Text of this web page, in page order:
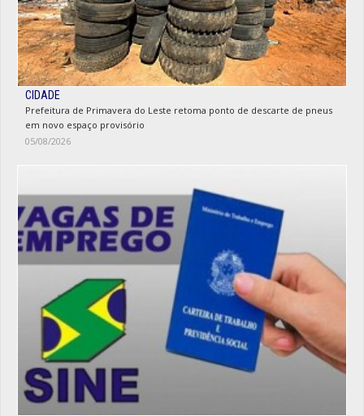
CIDADE
Prefeitura de Primavera do Leste retoma ponto de descarte de pneus
em novo espaço provisório
05/08/2026